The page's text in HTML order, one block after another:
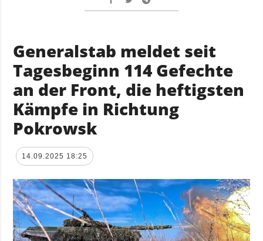
Generalstab meldet seit
Tagesbeginn 114 Gefechte
an der Front, die heftigsten
Kämpfe in Richtung
Pokrowsk
14.09.2025 18:25